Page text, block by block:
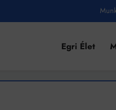
Egri Élet